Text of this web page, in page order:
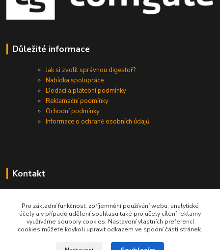
Důležité informace
Jak si zvolit správnou digestoř?
Nabídka spolupráce
Dodací a platební podmínky
Reklamační podmínky
Ochodní podmínky
Informace o ochraně osobních údajů
Kontakt
info@gastrodigestore.cz
Pro základní funkčnost, zpříjemnění používání webu, analytické
účely a v případě udělení souhlasu také pro účely cílení reklamy
využíváme soubory cookies. Nastavení vlastních preferencí
cookies můžete kdykoli upravit odkazem ve spodní části stránek.